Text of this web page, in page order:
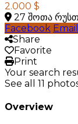
2.000 $
27 შოთა
Facebook Email
Share
Favorite
Print
Your search
See all 11
Overview